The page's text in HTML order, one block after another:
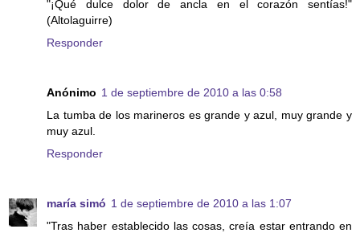
"¡Qué dulce dolor de ancla en el corazón sentías!"
(Altolaguirre)
Responder
Anónimo 1 de septiembre de 2010 a las 0:58
La tumba de los marineros es grande y azul, muy grande y
muy azul.
Responder
maría simó 1 de septiembre de 2010 a las 1:07
"Tras haber establecido las cosas, creía estar entrando en